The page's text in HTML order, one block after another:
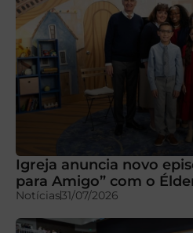
Igreja anuncia novo
para Amigo” com o
Notícias31/07/2026